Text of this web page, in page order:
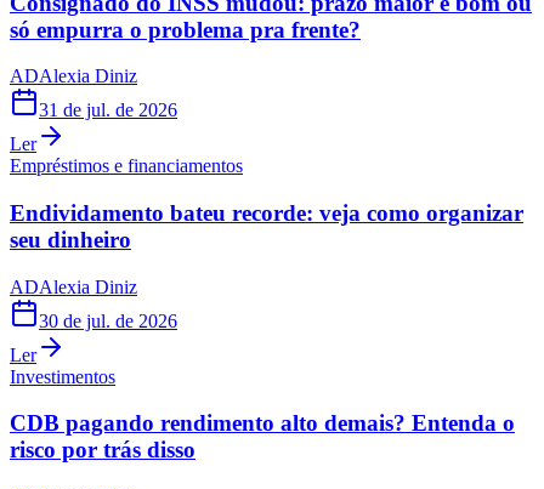
só empurra o problema pra frente?
ADAlexia Diniz
31 de jul. de 2026
Ler
Empréstimos e financiamentos
Endividamento bateu recorde: veja como organizar
seu dinheiro
ADAlexia Diniz
30 de jul. de 2026
Ler
Investimentos
CDB pagando rendimento alto demais? Entenda o
risco por trás disso